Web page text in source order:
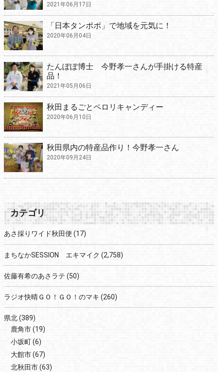
2021年06月17日
「日本タンポポ」で地域を元気に！
2020年06月04日
たんぽぽ博士 今野孝一さんが手掛ける特産
品！
2021年05月06日
秋田まるごとペロリキャンディー
2020年06月10日
秋田県内の特産品作り！今野孝一さん
2020年09月24日
カテゴリ
あさ採りワイド秋田便 (17)
まちなかSESSION エキマイク (2,758)
佐藤有希のあさラテ (50)
ラジオ快晴ＧＯ！ＧＯ！のマキ (260)
県北(389)
鹿角市(19)
小坂町(6)
大館市(67)
北秋田市(63)